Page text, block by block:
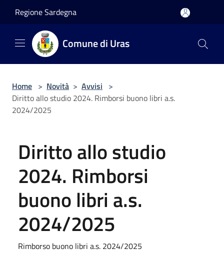
Regione Sardegna
Comune di Uras
Home > Novità > Avvisi >
Diritto allo studio 2024. Rimborsi buono libri a.s.
2024/2025
Diritto allo studio
2024. Rimborsi
buono libri a.s.
2024/2025
Rimborso buono libri a.s. 2024/2025